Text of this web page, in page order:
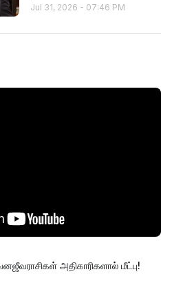
Jul 31, 2026 - 07:46 PM
அதிகாரிகளால் மீட்பு!